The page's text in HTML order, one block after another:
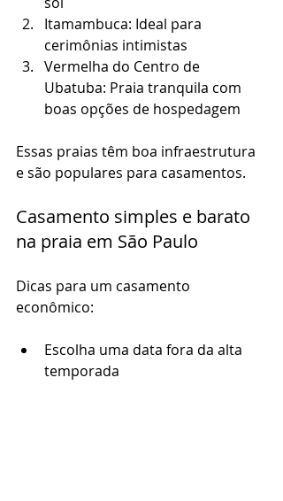
Itamambuca: Ideal para
cerimônias intimistas
Vermelha do Centro de
Ubatuba: Praia tranquila com
boas opções de hospedagem
Essas praias têm boa infraestrutura
e são populares para casamentos.
Casamento simples e barato
na praia em São Paulo
Dicas para um casamento
econômico:
Escolha uma data fora da alta
temporada